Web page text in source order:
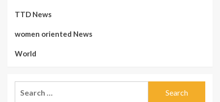
TTD News
women oriented News
World